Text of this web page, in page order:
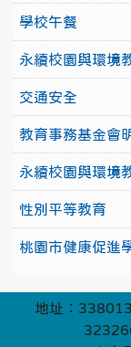
學校午餐
永續校園與環境
交通安全
教育事務基金會
永續校園與環境
性別平等教育
桃園市健康促進
地址：